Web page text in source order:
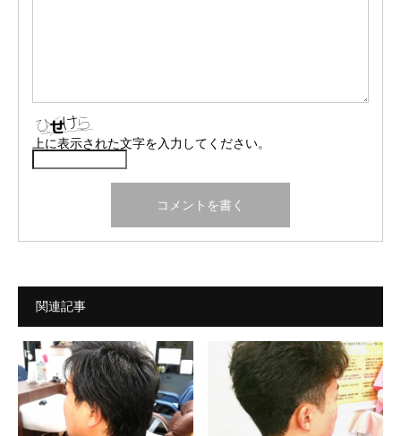
上に表示された文字を入力してください。
関連記事